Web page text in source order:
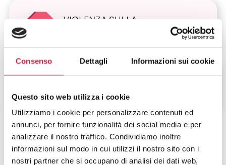
Consenso Dettagli Informazioni sui cookie
Questo sito web utilizza i cookie
Utilizziamo i cookie per personalizzare contenuti ed
annunci, per fornire funzionalità dei social media e per
analizzare il nostro traffico. Condividiamo inoltre
informazioni sul modo in cui utilizzi il nostro sito con i
nostri partner che si occupano di analisi dei dati web,
VIOLENZA SULLA